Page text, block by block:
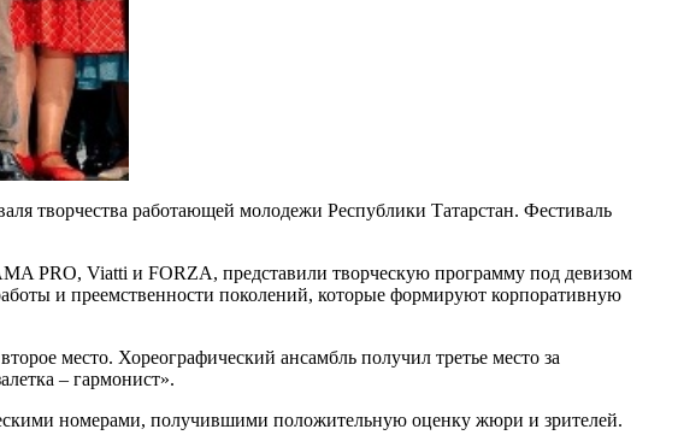
творчества работающей молодежи Республики Татарстан. Фестиваль
PRO, Viatti и FORZA, представили творческую программу под девизом
и преемственности поколений, которые формируют корпоративную
место. Хореографический ансамбль получил третье место за
– гармонист».
номерами, получившими положительную оценку жюри и зрителей.